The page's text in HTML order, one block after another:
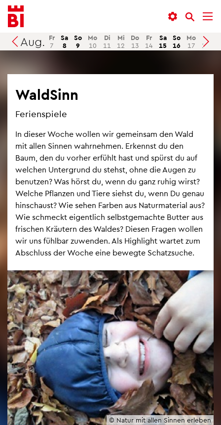
In­
halt
an­
sprin­
Menü
an­
sprin­
gen
Suche
an­
sprin­
gen
Suchen
Aug. Fr
7
Sa
8
So
9
Mo
10
Di
11
Mi
12
Do
13
Fr
14
Sa
15
So
16
Mo
17
Di
18
Wald­Sinn
Fe­ri­en­spie­le
In die­ser Woche wol­len wir ge­mein­sam den Wald
mit allen Sin­nen wahr­neh­men. Er­kennst du den
Baum, den du vor­her er­fühlt hast und spürst du auf
wel­chen Un­ter­grund du stehst, ohne die Augen zu
be­nut­zen? Was hörst du, wenn du ganz ruhig wirst?
Wel­che Pflan­zen und Tiere siehst du, wenn Du genau
hin­schaust? Wie sehen Far­ben aus Na­tur­ma­te­ri­al aus?
Wie schmeckt ei­gent­lich selbst­ge­mach­te But­ter aus
fri­schen Kräu­tern des Wal­des? Die­sen Fra­gen wol­len
wir uns fühl­bar zu­wen­den. Als High­light war­tet zum
Ab­schluss der Woche eine be­weg­te Schatz­su­che.
© Natur mit allen Sin­nen er­le­ben